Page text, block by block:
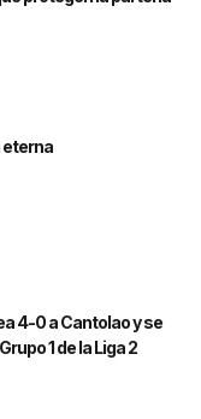
eterna
4-0 a Cantolao y se
1 de la Liga 2